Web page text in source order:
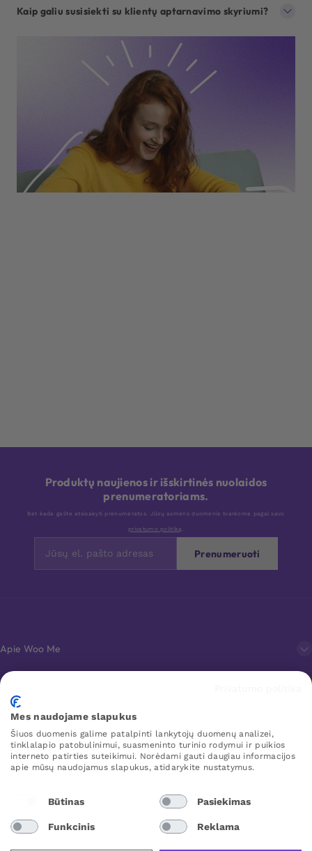
Kaip galiu susisiekti su klientų aptarnavimo skyriumi?
Produktų naujienos ir išskirtinės nuolaidos
prenumeratoriams.
Bet kada galite atsisakyti prenumeratos. Jūsų asmens duomenis tvarkome pagal savo
privatumo politiką .
Prenumeruoti
Apie Woo Me
Klientų aptarnavimas
Mėgstamiausi
WOO ME
Mes naudojame slapukus
Šiuos duomenis galime patalpinti lankytojų duomenų analizei,
tinklalapio patobulinimui, suasmeninto turinio rodymui ir puikios
interneto patirties suteikimui. Norėdami gauti daugiau informacijos
apie mūsų naudojamus slapukus, atidarykite nustatymus.
Būtinas Pasiekimas
Funkcinis Reklama